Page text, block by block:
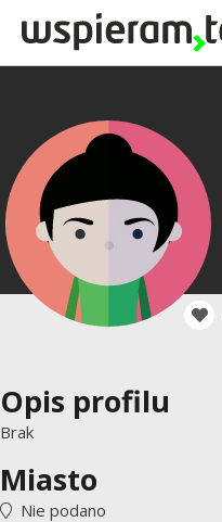
Opis profilu
Brak
Miasto
Nie podano